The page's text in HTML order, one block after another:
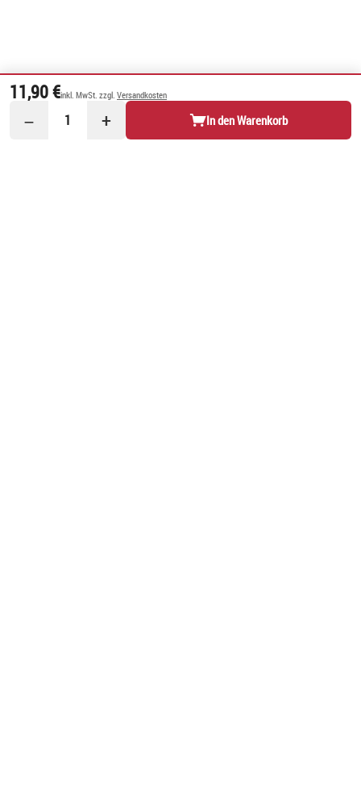
11,90 €inkl. MwSt. zzgl. Versandkosten
− 1 + In den Warenkorb